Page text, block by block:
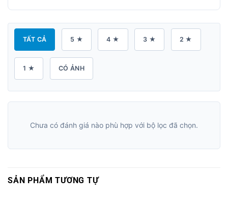
TẤT CẢ 5 ★ 4 ★ 3 ★ 2 ★
1 ★ CÓ ẢNH
Chưa có đánh giá nào phù hợp với bộ lọc đã chọn.
SẢN PHẨM TƯƠNG TỰ